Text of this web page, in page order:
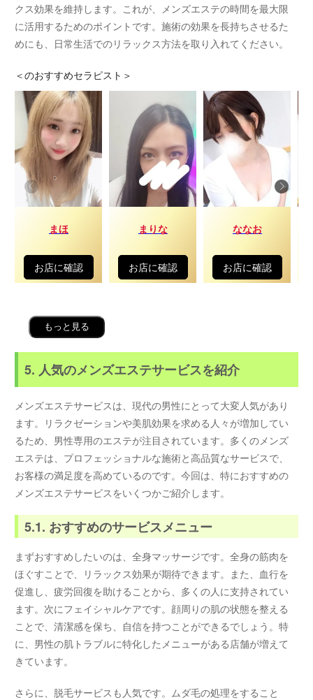
クス効果を維持します。これが、メンズエステの時間を最大限
に活用するためのポイントです。施術の効果を長持ちさせるた
めにも、日常生活でのリラックス方法を取り入れてください。
＜のおすすめセラピスト＞
まほ
お店に確認
まりな
お店に確認
ななお
お店に確認
もっと見る
5. 人気のメンズエステサービスを紹介
メンズエステサービスは、現代の男性にとって大変人気があり
ます。リラクゼーションや美肌効果を求める人々が増加してい
るため、男性専用のエステが注目されています。多くのメンズ
エステは、プロフェッショナルな施術と高品質なサービスで、
お客様の満足度を高めているのです。今回は、特におすすめの
メンズエステサービスをいくつかご紹介します。
5.1. おすすめのサービスメニュー
まずおすすめしたいのは、全身マッサージです。全身の筋肉を
ほぐすことで、リラックス効果が期待できます。また、血行を
促進し、疲労回復を助けることから、多くの人に支持されてい
ます。次にフェイシャルケアです。顔周りの肌の状態を整える
ことで、清潔感を保ち、自信を持つことができるでしょう。特
に、男性の肌トラブルに特化したメニューがある店舗が増えて
きています。
さらに、脱毛サービスも人気です。ムダ毛の処理をすること